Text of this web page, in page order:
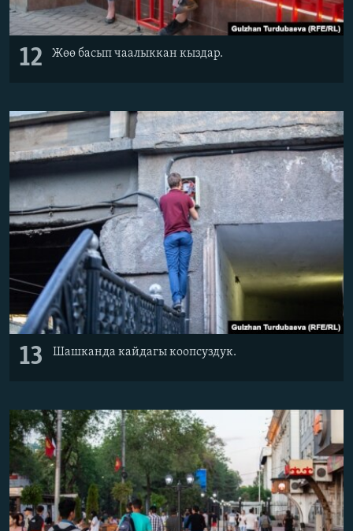
12 Жөө басып чаалыккан кыздар.
13 Шашканда кайдагы коопсуздук.